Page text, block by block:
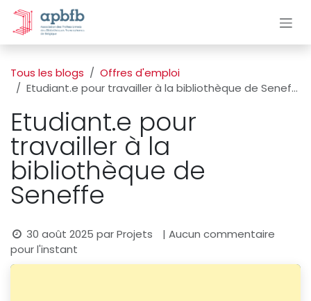
Se rendre au contenu
Tous les blogs
Offres d'emploi
Etudiant.e pour travailler à la bibliothèque de Seneffe
Etudiant.e pour
travailler à la
bibliothèque de
Seneffe
30 août 2025 parProjets
| Aucun commentaire
pour l'instant